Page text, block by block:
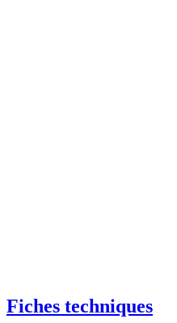
Fiches techniques